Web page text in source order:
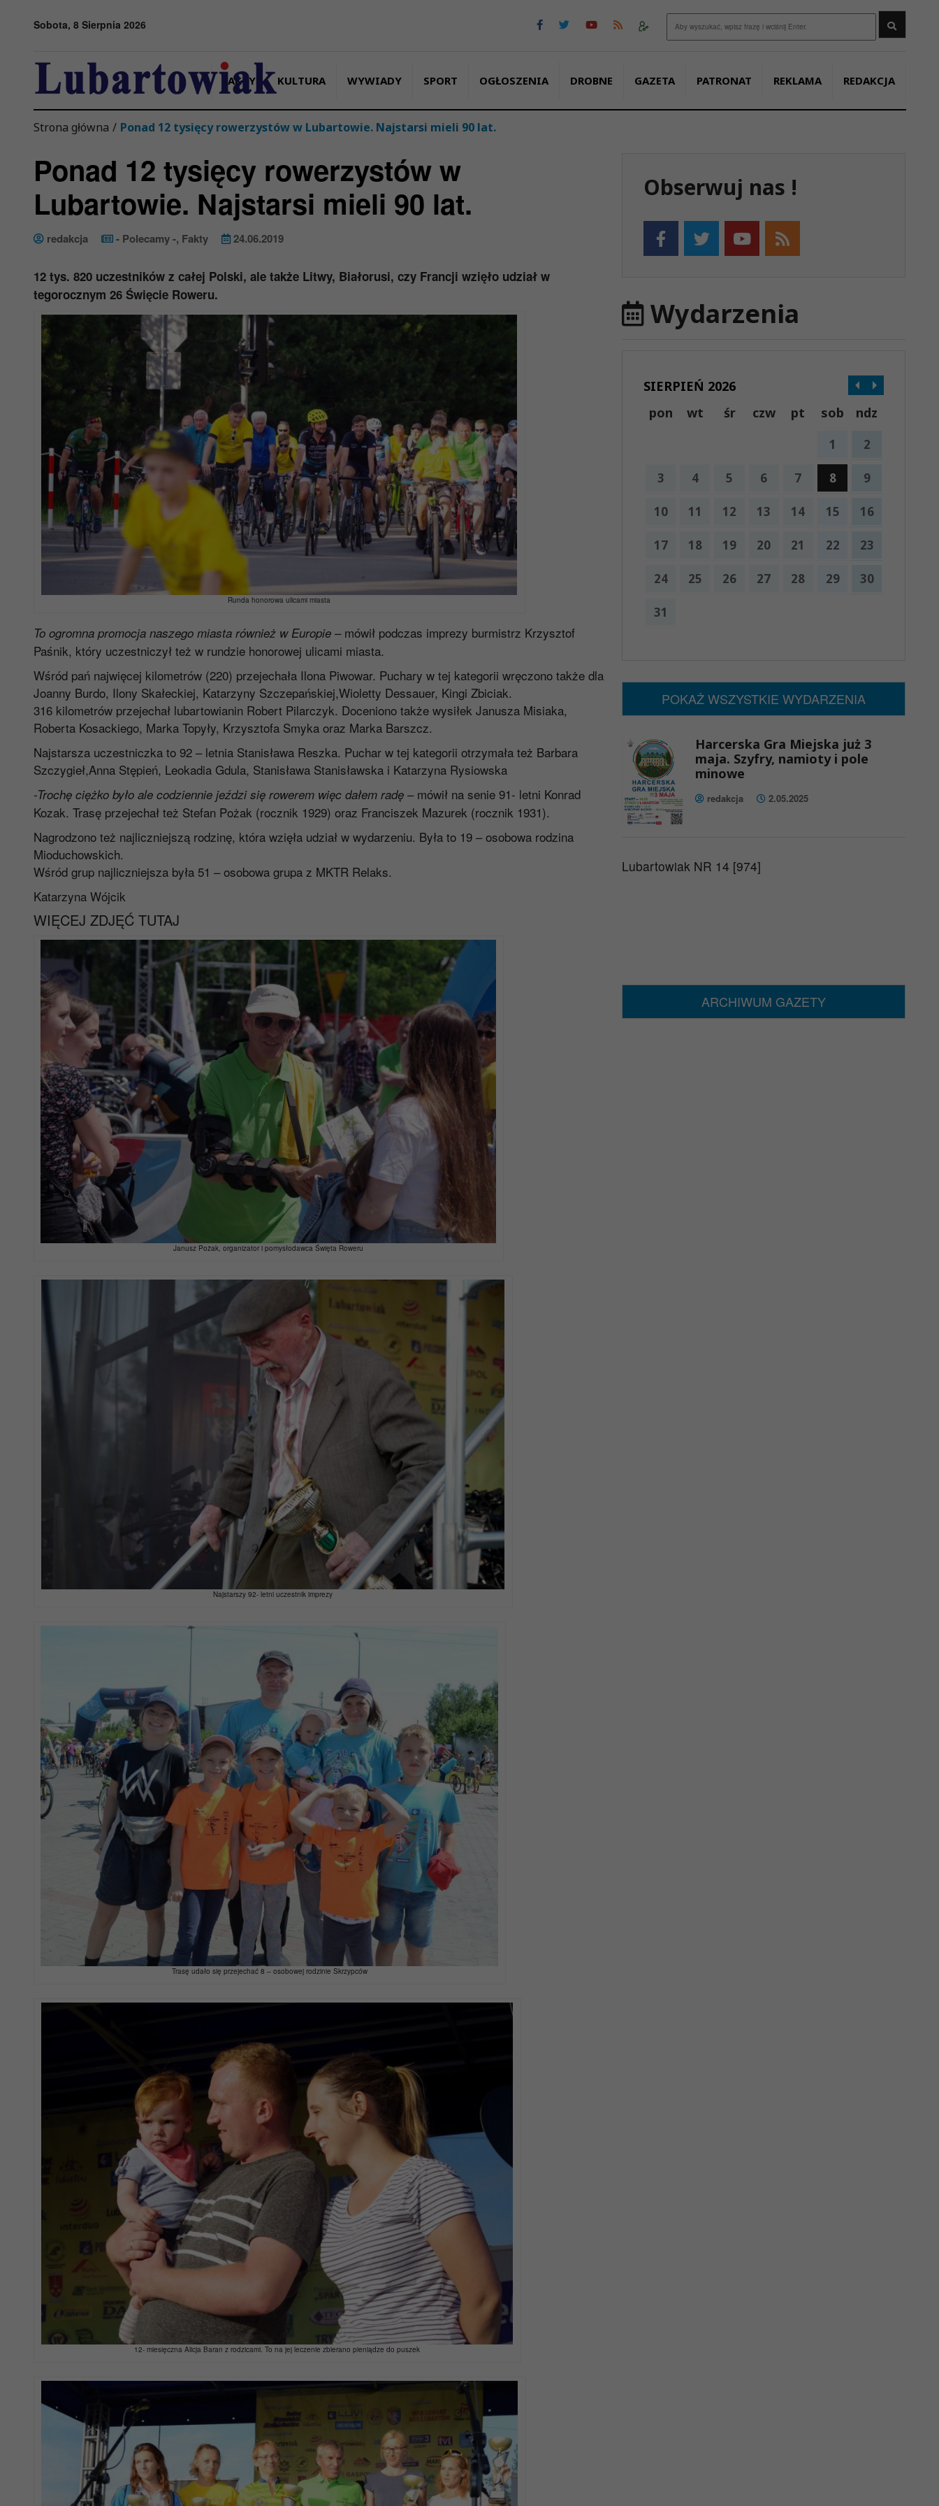
Sobota, 8 Sierpnia 2026
FAKTY KULTURA WYWIADY SPORT OGŁOSZENIA DROBNE GAZETA PATRONAT REKLAMA REDAKCJA
Strona główna / Ponad 12 tysięcy rowerzystów w Lubartowie. Najstarsi mieli 90 lat.
Ponad 12 tysięcy rowerzystów w
Lubartowie. Najstarsi mieli 90 lat.
redakcja - Polecamy -, Fakty 24.06.2019
12 tys. 820 uczestników z całej Polski, ale także Litwy, Białorusi, czy Francji wzięło udział w
tegorocznym 26 Święcie Roweru.
Runda honorowa ulicami miasta
To ogromna promocja naszego miasta również w Europie– mówił podczas imprezy burmistrz Krzysztof
Paśnik, który uczestniczył też w rundzie honorowej ulicami miasta.
Wśród pań najwięcej kilometrów (220) przejechała Ilona Piwowar. Puchary w tej kategorii wręczono także dla
Joanny Burdo, Ilony Skałeckiej, Katarzyny Szczepańskiej,Wioletty Dessauer, Kingi Zbiciak.
316 kilometrów przejechał lubartowianin Robert Pilarczyk. Doceniono także wysiłek Janusza Misiaka,
Roberta Kosackiego, Marka Topyły, Krzysztofa Smyka oraz Marka Barszcz.
Najstarsza uczestniczka to 92 – letnia Stanisława Reszka. Puchar w tej kategorii otrzymała też Barbara
Szczygieł,Anna Stępień, Leokadia Gdula, Stanisława Stanisławska i Katarzyna Rysiowska
-Trochę ciężko było ale codziennie jeździ się rowerem więc dałem radę– mówił na senie 91- letni Konrad
Kozak. Trasę przejechał też Stefan Pożak (rocznik 1929) oraz Franciszek Mazurek (rocznik 1931).
Nagrodzono też najliczniejszą rodzinę, która wzięła udział w wydarzeniu. Była to 19 – osobowa rodzina
Mioduchowskich.
Wśród grup najliczniejsza była 51 – osobowa grupa z MKTR Relaks.
Katarzyna Wójcik
WIĘCEJ ZDJĘĆ TUTAJ
Janusz Pożak, organizator i pomysłodawca Święta Roweru
Najstarszy 92- letni uczestnik imprezy
Trasę udało się przejechać 8 – osobowej rodzinie Skrzypców
12- miesięczna Alicja Baran z rodzicami. To na jej leczenie zbierano pieniądze do puszek
Obserwuj nas !
Wydarzenia
SIERPIEŃ 2026
pon
wt śr czw pt sob ndz
1 2
3 4 5 6 7 8 9
10 11 12 13 14 15 16
17 18 19 20 21 22 23
24 25 26 27 28 29 30
31
POKAŻ WSZYSTKIE WYDARZENIA
Harcerska Gra Miejska już 3
maja. Szyfry, namioty i pole
minowe
redakcja 2.05.2025
Lubartowiak NR 14 [974]
ARCHIWUM GAZETY